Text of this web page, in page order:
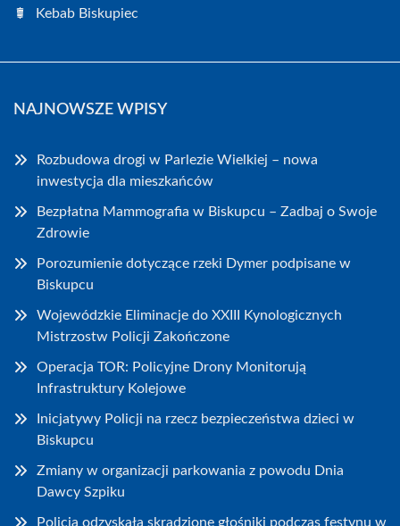
Kebab Biskupiec
NAJNOWSZE WPISY
Rozbudowa drogi w Parlezie Wielkiej – nowa
inwestycja dla mieszkańców
Bezpłatna Mammografia w Biskupcu – Zadbaj o Swoje
Zdrowie
Porozumienie dotyczące rzeki Dymer podpisane w
Biskupcu
Wojewódzkie Eliminacje do XXIII Kynologicznych
Mistrzostw Policji Zakończone
Operacja TOR: Policyjne Drony Monitorują
Infrastruktury Kolejowe
Inicjatywy Policji na rzecz bezpieczeństwa dzieci w
Biskupcu
Zmiany w organizacji parkowania z powodu Dnia
Dawcy Szpiku
Policja odzyskała skradzione głośniki podczas festynu w